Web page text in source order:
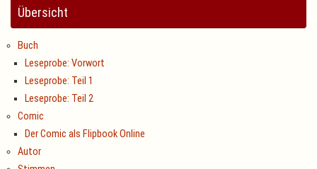
Übersicht
Buch
Leseprobe: Vorwort
Leseprobe: Teil 1
Leseprobe: Teil 2
Comic
Der Comic als Flipbook Online
Autor